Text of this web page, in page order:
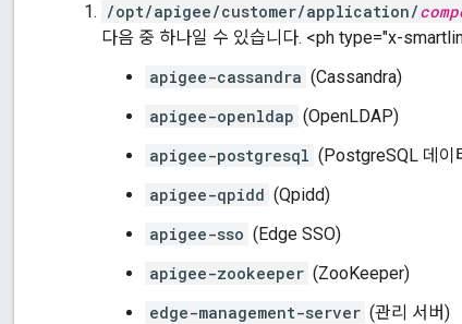
/opt/apigee/customer/application/
다음 중 하나일 수 있습니다. <ph type="x-
apigee-cassandra (Cassandra)
apigee-openldap (OpenLDAP)
apigee-postgresql (PostgreSQL 데이
apigee-qpidd (Qpidd)
apigee-sso (Edge SSO)
apigee-zookeeper (ZooKeeper)
edge-management-server (관리 서버)